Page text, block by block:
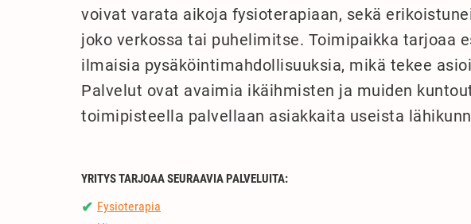
voivat varata aikoja fysioterapiaan, sekä
joko verkossa tai puhelimitse. Toimipaikka tarjoaa
ilmaisia pysäköintimahdollisuuksia, mikä tekee
Palvelut ovat avaimia ikäihmisten ja muiden
toimipisteella palvellaan asiakkaita useista
YRITYS TARJOAA SEURAAVIA PALVELUITA:
✔ Fysioterapia